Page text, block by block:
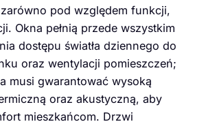
pod względem funkcji,
Okna pełnią przede wszystkim
dostępu światła dziennego do
oraz wentylacji pomieszczeń;
musi gwarantować wysoką
oraz akustyczną, aby
mieszkańcom. Drzwi